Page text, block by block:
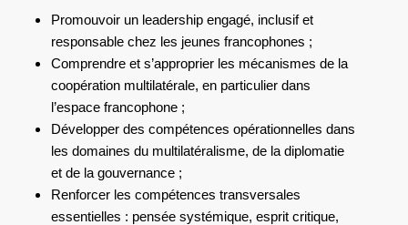
Promouvoir un leadership engagé, inclusif et
responsable chez les jeunes francophones ;
Comprendre et s’approprier les mécanismes de la
coopération multilatérale, en particulier dans
l’espace francophone ;
Développer des compétences opérationnelles dans
les domaines du multilatéralisme, de la diplomatie
et de la gouvernance ;
Renforcer les compétences transversales
essentielles : pensée systémique, esprit critique,